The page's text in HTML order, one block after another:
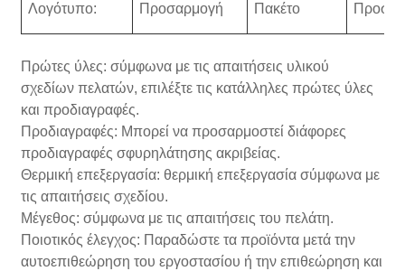
Λογότυπο: Προσαρμογή Πακέτο
Πρώτες ύλες: σύμφωνα με τις απαιτήσεις υλικού
σχεδίων πελατών, επιλέξτε τις κατάλληλες πρώτες ύλες
και προδιαγραφές.
Προδιαγραφές: Μπορεί να προσαρμοστεί διάφορες
προδιαγραφές σφυρηλάτησης ακριβείας.
Θερμική επεξεργασία: θερμική επεξεργασία σύμφωνα με
τις απαιτήσεις σχεδίου.
Μέγεθος: σύμφωνα με τις απαιτήσεις του πελάτη.
Ποιοτικός έλεγχος: Παραδώστε τα προϊόντα μετά την
αυτοεπιθεώρηση του εργοστασίου ή την επιθεώρηση και